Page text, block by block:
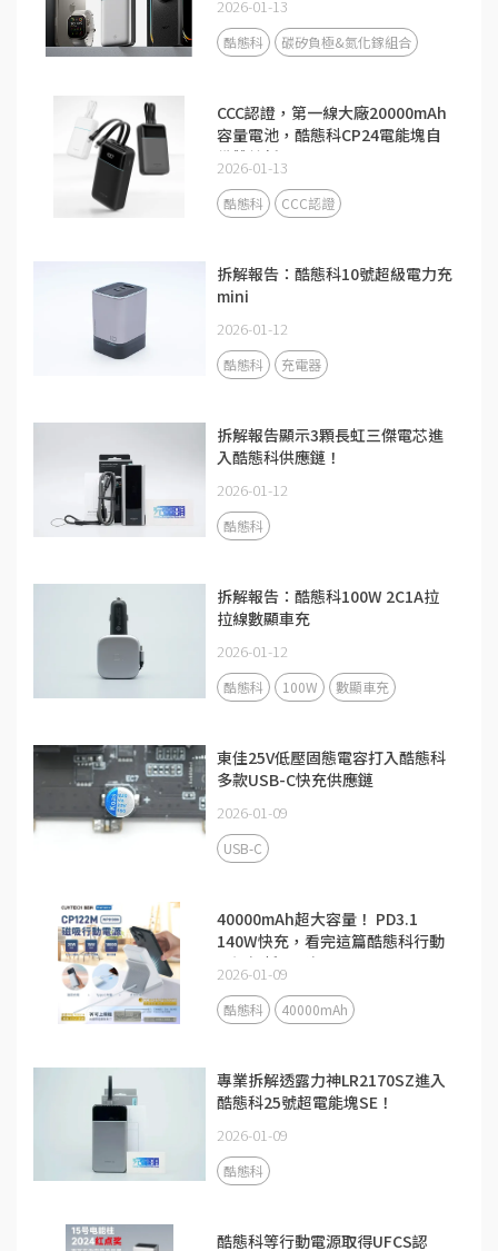
2026-01-13
酷態科 碳矽負極&氮化鎵組合
CCC認證，第一線大廠20000mAh
容量電池，酷態科CP24電能塊自
備雙線新品
2026-01-13
酷態科 CCC認證
拆解報告：酷態科10號超級電力充
mini
2026-01-12
酷態科 充電器
拆解報告顯示3顆長虹三傑電芯進
入酷態科供應鏈！
2026-01-12
酷態科
拆解報告：酷態科100W 2C1A拉
拉線數顯車充
2026-01-12
酷態科 100W 數顯車充
東佳25V低壓固態電容打入酷態科
多款USB-C快充供應鏈
2026-01-09
USB-C
40000mAh超大容量！ PD3.1
140W快充，看完這篇酷態科行動
電源解析更了解
2026-01-09
酷態科 40000mAh
專業拆解透露力神LR2170SZ進入
酷態科25號超電能塊SE！
2026-01-09
酷態科
酷態科等行動電源取得UFCS認